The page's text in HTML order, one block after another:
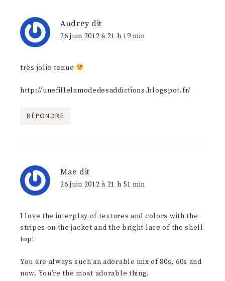
Audrey dit
26 juin 2012 à 21 h 19 min
très jolie tenue
http://unefillelamodedesaddictions.blogspot.fr/
RÉPONDRE
Mae dit
26 juin 2012 à 21 h 51 min
I love the interplay of textures and colors with the
stripes on the jacket and the bright lace of the shell
top!
You are always such an adorable mix of 80s, 60s and
now. You’re the most adorable thing.